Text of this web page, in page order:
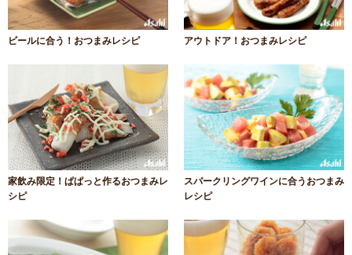
ビールに合う！おつまみレシピ アウトドア！おつまみレシピ
家飲み限定！ぱぱっと作るおつまみレ
シピ
スパークリングワインに合うおつまみ
レシピ